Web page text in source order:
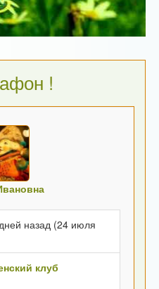
!
назад (24 июля
клуб